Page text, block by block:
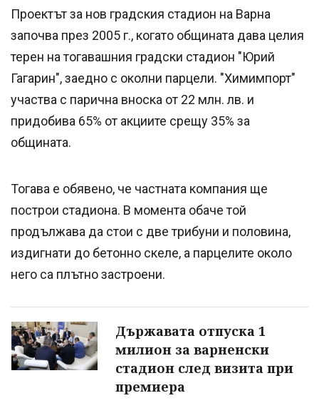
Проектът за нов градския стадион на Варна
започва през 2005 г., когато общината дава целия
терен на тогавашния градски стадион "Юрий
Гагарин", заедно с околни парцели. "Химимпорт"
участва с парична вноска от 22 млн. лв. и
придобива 65% от акциите срещу 35% за
общината.
Тогава е обявено, че частната компания ще
построи стадиона. В момента обаче той
продължава да стои с две трибуни и половина,
издигнати до бетонно скеле, а парцелите около
него са плътно застроени.
Държавата отпуска 1
милион за варненски
стадион след визита при
премиера